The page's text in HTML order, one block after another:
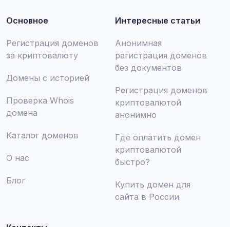
Основное
Регистрация доменов
за криптовалюту
Домены с историей
Проверка Whois
домена
Каталог доменов
О нас
Блог
Интересные статьи
Анонимная
регистрация доменов
без документов
Регистрация доменов
криптовалютой
анонимно
Где оплатить домен
криптовалютой
быстро?
Купить домен для
сайта в России